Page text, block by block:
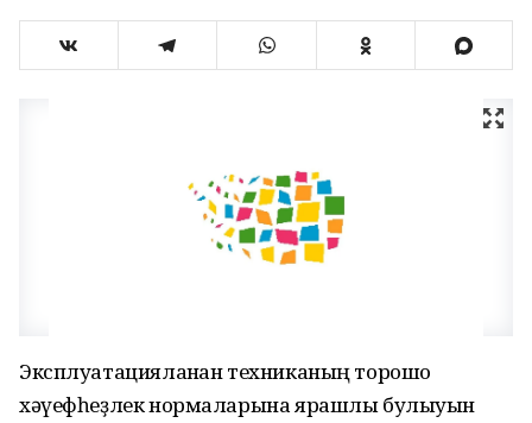
Эксплуатацияланған техниканың торошо
хәүефһеҙлек нормаларына ярашлы булыуын